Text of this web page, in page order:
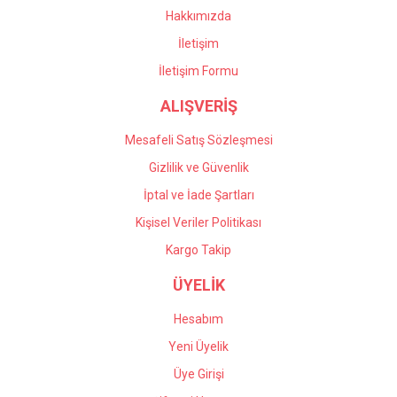
Önder Kaçar | 20/05/2026
Hakkımızda
İletişim
İletişim Formu
ALIŞVERİŞ
Mesafeli Satış Sözleşmesi
Gizlilik ve Güvenlik
İptal ve İade Şartları
Kişisel Veriler Politikası
Kargo Takip
ÜYELİK
Hesabım
Yeni Üyelik
Üye Girişi